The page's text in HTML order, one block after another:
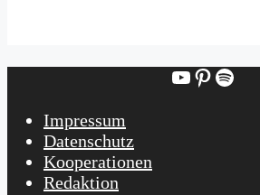
YouTube
Pinterest
Impressum
Datenschutz
Kooperationen
Redaktion